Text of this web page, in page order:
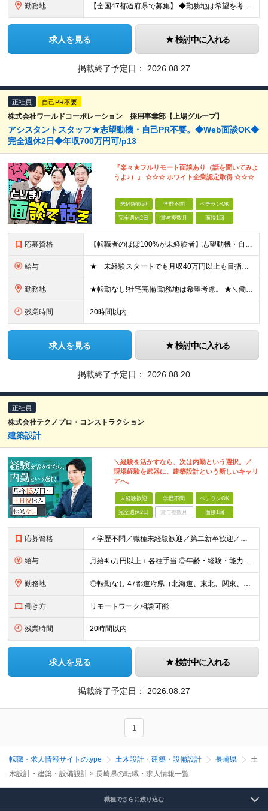
勤務地 【全国47都道府県で募集】 ◆勤務地は希望を考慮 ◆転勤なし ◆U・I・Jターン歓迎！ 配属先は以下いずれかのプロジェクト先となります。 ＼積極採用中／ 関東：東京都、神奈川県、埼玉県、千葉県 東
求人を見る 検討中に入れる
掲載終了予定日： 2026.08.27
正社員 自己PR不要
株式会社ワールドコーポレーション 採用事業部【上場グループ】
アシスタントスタッフ★志望動機・自己PR不要。◆Web面談OK◆
完全週休2日◆年収700万円可/p13
『楽々★フルリモート面談あり（話を聞いてみよ
うよ♪）』 ☆☆☆ ホワイト企業認定取得 ☆☆☆
未経験歓迎 学歴不問 ベテランOK
完全週休2日 賞与複数月 面接1回
応募資格 【転職者のほぼ100%が未経験者】志望動機・自己PR不要 ◎学歴、職歴、転職回数、正社員経験の有無などは一切問いません！ ◎ご年齢が38歳までの方※若年層の長期キャリア形成のため 普通自動車免許（
給与 ★ 未経験スタートでも月収40万円以上も目指せます！ ★ ★ 試用期間6か月あり／給与・待遇に変更なし ★ ＼パターン①orパターン②で給与形態の選択が可能／ ＜パターン①＞ 月給+交通費+（残業
勤務地 ★転勤なし!社宅完備!勤務地は希望考慮。 ★＼働きたいエリアで仕事ができます／ ★U・Iターン歓迎! ■関東/東京、神奈川、埼玉、千葉、群馬、栃木、茨城 ■東北/青森、秋田、岩手、宮城、福島、山形
残業時間 20時間以内
求人を見る 検討中に入れる
掲載終了予定日： 2026.08.20
正社員
株式会社テクノプロ・コンストラクション
建築設計
＼経験を活かすなら、次は内勤という選択。／
現場経験を武器に、建築設計という新しいキャリ
アへ。
未経験歓迎 学歴不問 ベテランOK
完全週休2日 賞与複数月 面接1回
応募資格 ＜学歴不問／職種未経験歓迎／第二新卒歓迎／ブランクOK＞ ■建設業界での実務経験をお持ちの方 └年数・分野・職種はいっさい不問！ ◆設計職が初めての方も歓迎！ ◆施工管理など、現場経験を活かしてキ
給与 月給45万円以上＋各種手当 ◎年齢・経験・能力・適性を考慮して、支給額を決定します。 ◎残業代は1分単位で100％支給。頑張った分はきちんと収入に還元します！ ＼充実の各種手当／ ■交通費全額支給
勤務地 ◎転勤なし 47都道府県（北海道、東北、関東、北陸・甲信越、関西、東海、中国、四国、九州、沖縄）の各プロジェクト先 ◇本人の希望を伴わない転居はなく、転勤もありません。 ◇勤務地はご希望を最大限考
働き方 リモートワーク相談可能
残業時間 20時間以内
求人を見る 検討中に入れる
掲載終了予定日： 2026.08.27
1
転職・求人情報サイトのtype 土木設計・建築・設備設計 長崎県
土
木設計・建築・設備設計 × 長崎県の転職・求人情報一覧
職種でさらに絞り込む